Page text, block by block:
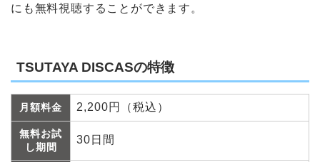
にも無料視聴することができます。
TSUTAYA DISCASの特徴
月額料金 2,200円（税込）
無料お試
し期間
30日間